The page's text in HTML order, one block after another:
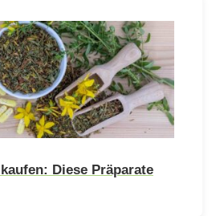
Diese Präparate